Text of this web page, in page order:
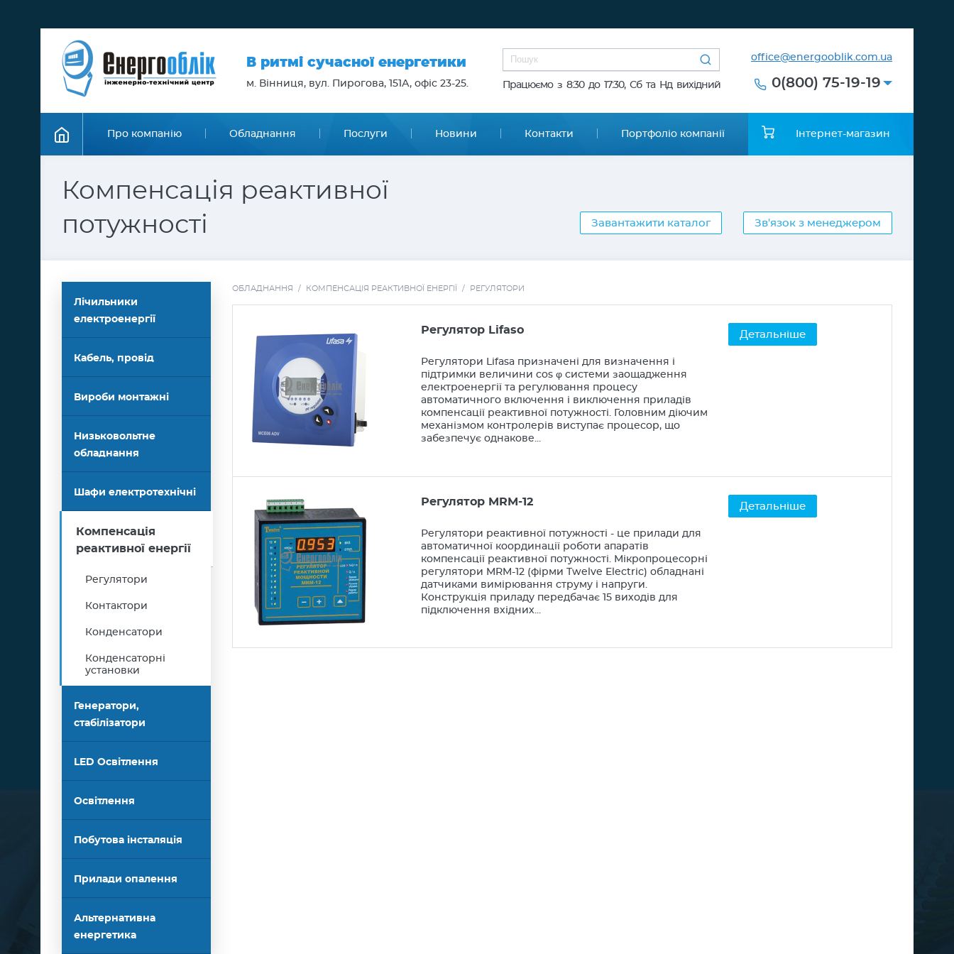
В ритмі сучасної енергетики
м. Вінниця, вул. Пирогова, 151А, офіс 23-25. Працюємо з 8:30 до 17:30, Сб та Нд вихідний
office@energooblik.com.ua
0(800) 75-19-19
Про компанію Обладнання Послуги Новини Контакти Портфоліо компанії Інтернет-магазин
Компенсація реактивної
потужності
Завантажити каталог Зв'язок з менеджером
Лічильники
електроенергії
Кабель, провід
Вироби монтажні
Низьковольтне
обладнання
Шафи електротехнічні
Компенсація
реактивної енергії
Регулятори
Контактори
Конденсатори
Конденсаторні
установки
Генератори,
стабілізатори
LED Освітлення
Освітлення
Побутова інсталяція
Прилади опалення
Альтернативна
енергетика
ОБЛАДНАННЯ / КОМПЕНСАЦІЯ РЕАКТИВНОЇ ЕНЕРГІЇ / РЕГУЛЯТОРИ
Регулятор Lifaso
Регулятори Lifasa призначені для визначення і
підтримки величини cos φ системи заощадження
електроенергії та регулювання процесу
автоматичного включення і виключення приладів
компенсації реактивної потужності. Головним діючим
механізмом контролерів виступає процесор, що
забезпечує однакове...
Детальніше
Регулятор MRM-12
Регулятори реактивної потужності - це прилади для
автоматичної координації роботи апаратів
компенсації реактивної потужності. Мікропроцесорні
регулятори MRM-12 (фірми Twelve Electric) обладнані
датчиками вимірювання струму і напруги.
Конструкція приладу передбачає 15 виходів для
підключення вхідних...
Детальніше